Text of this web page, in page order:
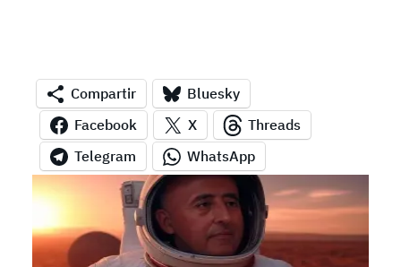
Compartir
Bluesky
Facebook
X
Threads
Telegram
WhatsApp